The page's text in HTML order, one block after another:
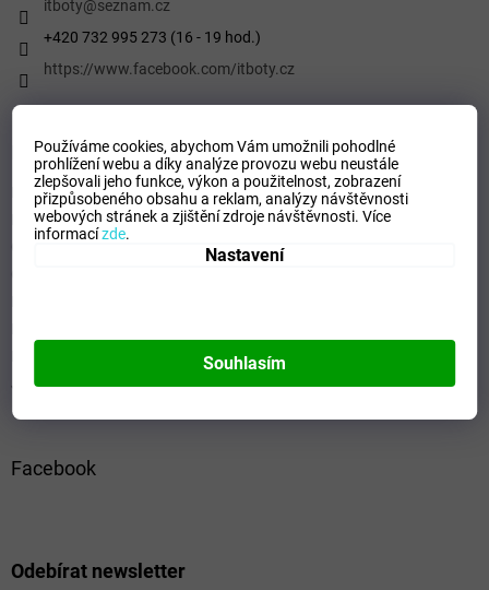
Používáme cookies, abychom Vám umožnili pohodlné
prohlížení webu a díky analýze provozu webu neustále
zlepšovali jeho funkce, výkon a použitelnost,zobrazení
přizpůsobeného obsahu a reklam, analýzy návštěvnosti
webových stránek a zjištění zdroje návštěvnosti.Více
informacízde.
Nastavení
Souhlasím
itboty@seznam.cz
+420 732 995 273 (16 - 19 hod.)
https://www.facebook.com/itboty.cz
Informace pro vás
Kontaktní formulář
Podmínky ochrany osobních údajů
Jak ověřujeme hodnocení a recenze
Facebook
Odebírat newsletter